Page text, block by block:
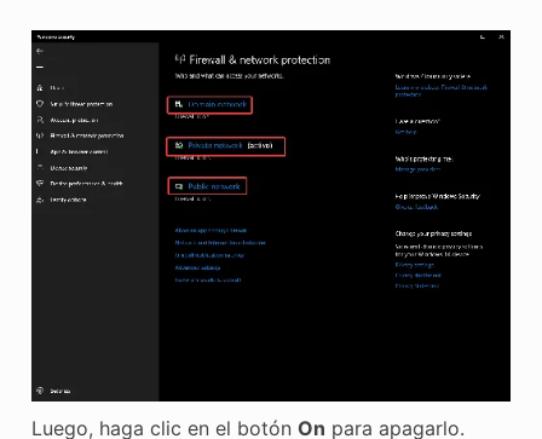
Luego, haga clic en el botón On para apagarlo.